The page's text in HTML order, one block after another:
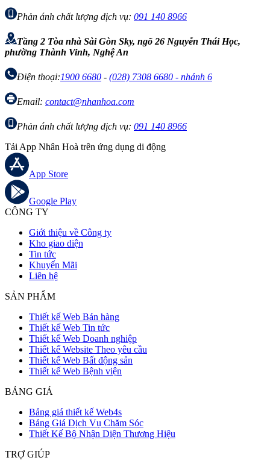
Phản ánh chất lượng dịch vụ: 091 140 8966
Tầng 2 Tòa nhà Sài Gòn Sky, ngõ 26 Nguyễn Thái Học,
phường Thành Vinh, Nghệ An
Điện thoại:1900 6680 - (028) 7308 6680 - nhánh 6
Email: contact@nhanhoa.com
Phản ánh chất lượng dịch vụ: 091 140 8966
Tải App Nhân Hoà trên ứng dụng di động
App Store
Google Play
CÔNG TY
Giới thiệu về Công ty
Kho giao diện
Tin tức
Khuyến Mãi
Liên hệ
SẢN PHẨM
Thiết kế Web Bán hàng
Thiết kế Web Tin tức
Thiết kế Web Doanh nghiệp
Thiết kế Website Theo yêu cầu
Thiết kế Web Bất động sản
Thiết kế Web Bệnh viện
BẢNG GIÁ
Bảng giá thiết kế Web4s
Bảng Giá Dịch Vụ Chăm Sóc
Thiết Kế Bộ Nhận Diện Thương Hiệu
TRỢ GIÚP